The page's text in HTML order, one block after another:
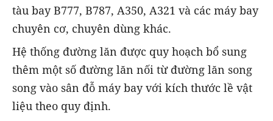
tàu bay B777, B787, A350, A321 và các máy bay
chuyên cơ, chuyên dùng khác.
Hệ thống đường lăn được quy hoạch bổ sung
thêm một số đường lăn nối từ đường lăn song
song vào sân đỗ máy bay với kích thước lề vật
liệu theo quy định.